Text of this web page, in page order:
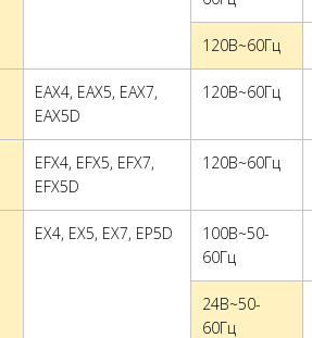
120В~60Гц
EAX4, EAX5, EAX7,
EAX5D
120В~60Гц
EFX4, EFX5, EFX7,
EFX5D
120В~60Гц
EX4, EX5, EX7, EP5D
100В~50-
60Гц
24В~50-
60Гц